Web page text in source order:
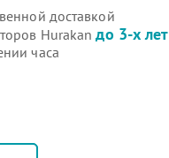
доставкой
Hurakanдо 3-х лет
часа